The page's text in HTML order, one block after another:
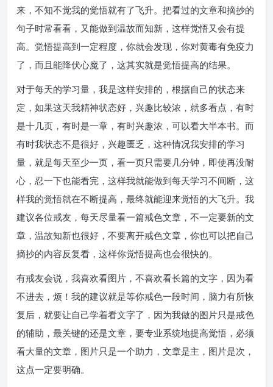
来，不知不觉我的觉悟就有了飞升。把看过的文章和摘抄的
句子时常看看，又能做到温故而知新，这样觉悟又会有提
高。觉悟提高到一定程度，你就会发现，你对黄毒有免疫力
了，而且能降伏心魔了，这其实就是觉悟提高的结果。
对于每天的学习量，我是这样安排的，根据自己的状态来
定，如果这天我精神状态好，兴趣比较浓，就多看点，有时
是十几页，有时是一章，有时兴趣浓，可以看大半本书。而
有时我状态不是很好，兴趣匮乏，这种情况我安排的学习
量，就是每天至少一页，看一页只需要几分钟，即使再没耐
心，忍一下也能看完，这样我就能做到每天学习不间断，这
样我的觉悟就在不断提高，最终就能迎来觉悟的大飞升。我
建议各位戒友，每天尽量看一篇戒色文章，不一定要新的文
章，温故知新也很好，不要离开戒色文章，你也可以把自己
摘抄的内容反复看，这样你觉悟提高也会很快的。
有戒友会说，我喜欢看图片，不喜欢看长篇的文字，因为看
不进去，烦！我的建议就是等你戒色一段时间，脑力有所恢
复后，就要让自己学着看文字了，因为我做的图片只是戒色
的辅助，最关键的还是文章，要专业系统地提高觉悟，必须
看大量的文章，图片只是一个助力，文章是主，图片是次，
这点一定要明确。